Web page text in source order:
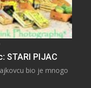
STARI PIJAC
bio je mnogo